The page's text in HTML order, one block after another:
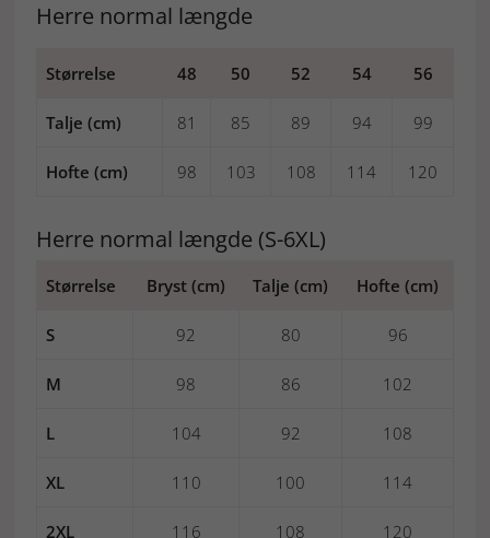
Herre normal længde
Størrelse 48 50 52 54 56
Talje (cm) 81 85 89 94 99
Hofte (cm) 98 103 108 114 120
Herre normal længde (S-6XL)
Størrelse Bryst (cm) Talje (cm) Hofte (cm)
S 92 80 96
M 98 86 102
L 104 92 108
XL 110 100 114
2XL 116 108 120